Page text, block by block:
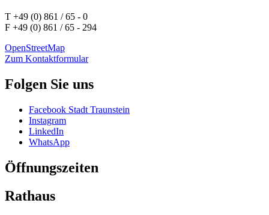
T +49 (0) 861 / 65 - 0
F +49 (0) 861 / 65 - 294
OpenStreetMap
Zum Kontaktformular
Folgen Sie uns
Facebook Stadt Traunstein
Instagram
LinkedIn
WhatsApp
Öffnungszeiten
Rathaus